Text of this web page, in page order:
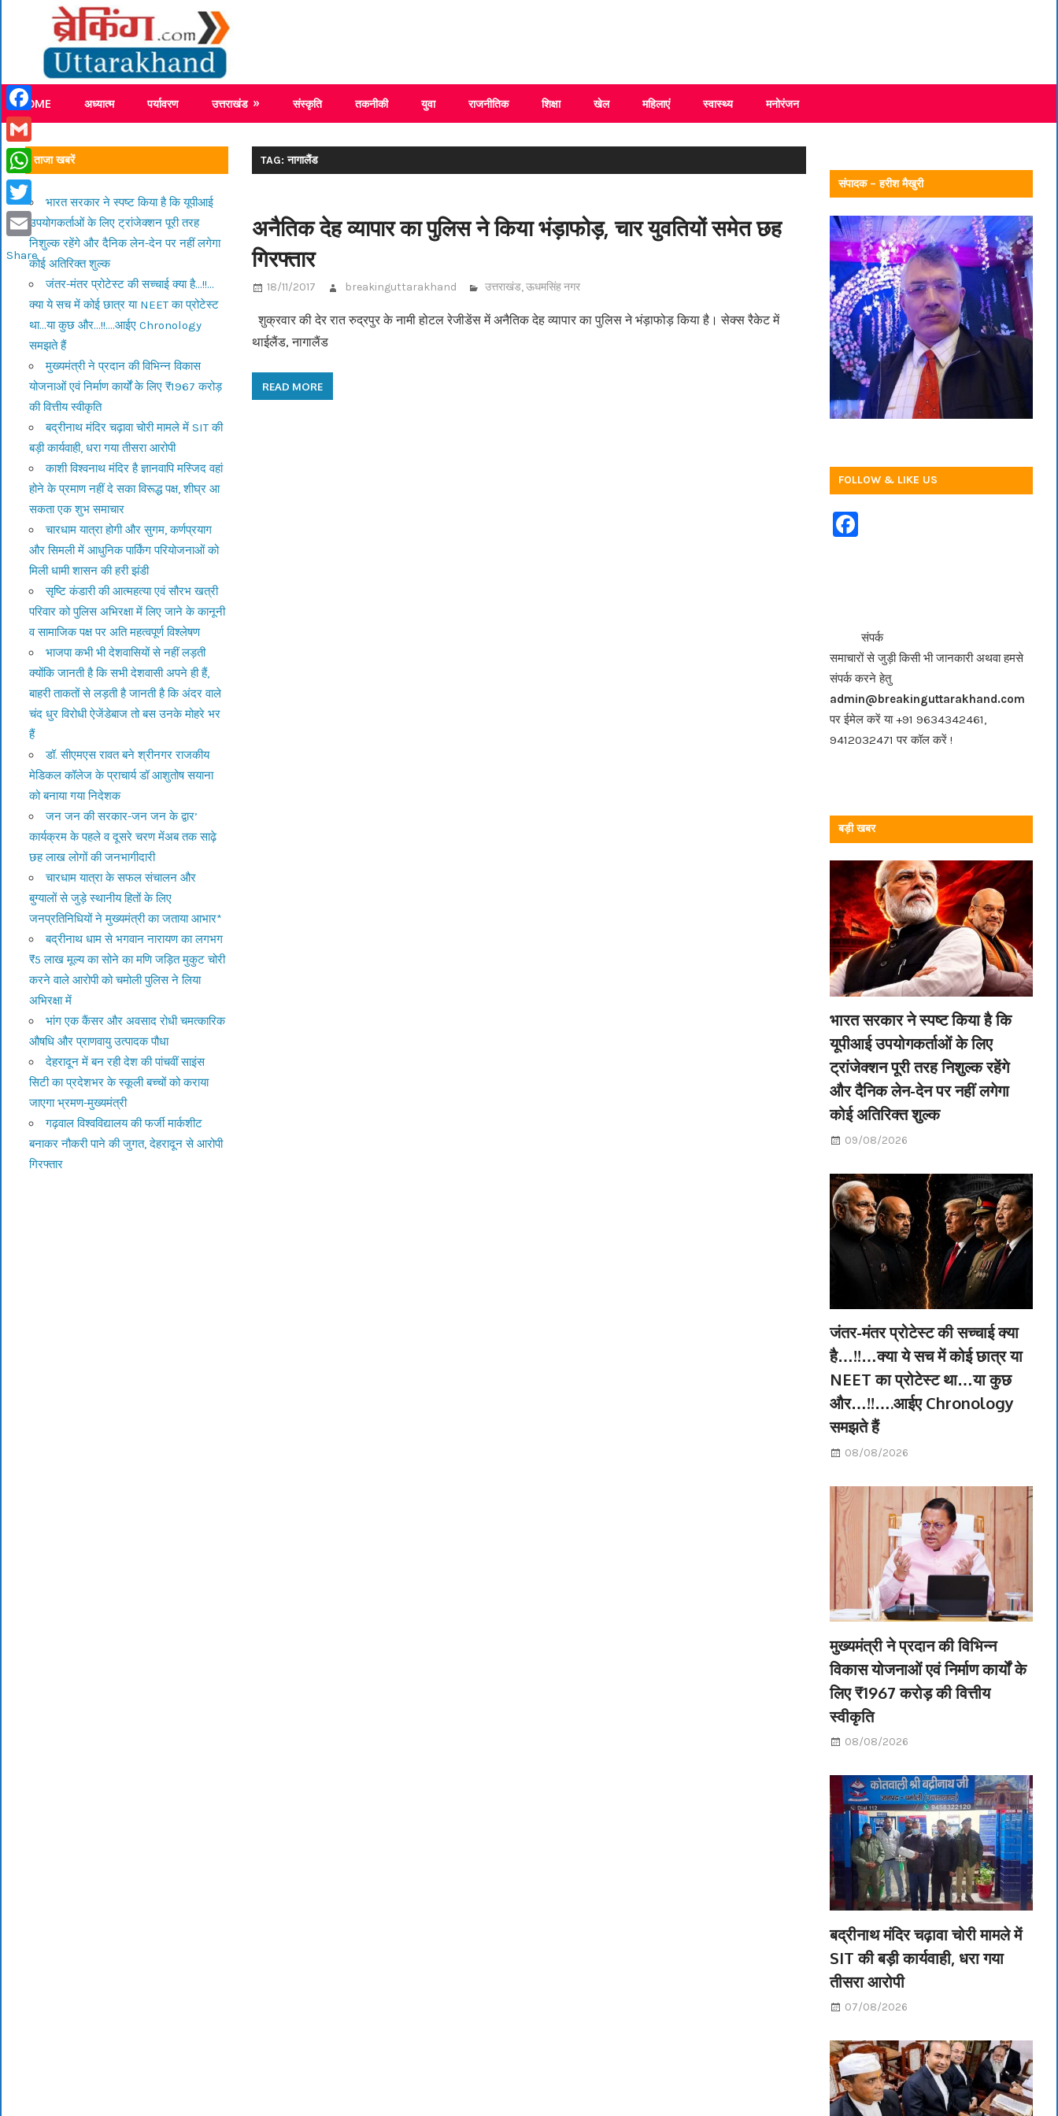
content
Breaking News Uttarakhand
HOME अध्यात्म पर्यावरण उत्तराखंड संस्कृति तकनीकी युवा राजनीतिक शिक्षा खेल महिलाएं स्वास्थ्य मनोरंजन
TAG: नागालैंड
अनैतिक देह व्यापार का पुलिस ने किया भंड़ाफोड़, चार युवतियों समेत छह
गिरफ्तार
18/11/2017 breakinguttarakhand उत्तराखंड,ऊधमसिंह नगर
शुक्रवार की देर रात रुद्रपुर के नामी होटल रेजीडेंस में अनैतिक देह व्यापार का पुलिस ने भंड़ाफोड़ किया है। सेक्स रैकेट में
थाईलैंड, नागालैंड
READ MORE
ताजा खबरें
भारत सरकार ने स्पष्ट किया है कि यूपीआई
उपयोगकर्ताओं के लिए ट्रांजेक्शन पूरी तरह
निशुल्क रहेंगे और दैनिक लेन-देन पर नहीं लगेगा
कोई अतिरिक्त शुल्क
जंतर-मंतर प्रोटेस्ट की सच्चाई क्या है…!!…
क्या ये सच में कोई छात्र या NEET का प्रोटेस्ट
था…या कुछ और…!!….आईए Chronology
समझते हैं
मुख्यमंत्री ने प्रदान की विभिन्न विकास
योजनाओं एवं निर्माण कार्यों के लिए ₹1967 करोड़
की वित्तीय स्वीकृति
बद्रीनाथ मंदिर चढ़ावा चोरी मामले में SIT की
बड़ी कार्यवाही, धरा गया तीसरा आरोपी
काशी विश्वनाथ मंदिर है ज्ञानवापि मस्जिद वहां
होने के प्रमाण नहीं दे सका विरूद्ध पक्ष, शीघ्र आ
सकता एक शुभ समाचार
चारधाम यात्रा होगी और सुगम, कर्णप्रयाग
और सिमली में आधुनिक पार्किंग परियोजनाओं को
मिली धामी शासन की हरी झंडी
सृष्टि कंडारी की आत्महत्या एवं सौरभ खत्री
परिवार को पुलिस अभिरक्षा में लिए जाने के कानूनी
व सामाजिक पक्ष पर अति महत्वपूर्ण विश्लेषण
भाजपा कभी भी देशवासियों से नहीं लड़ती
क्योंकि जानती है कि सभी देशवासी अपने ही हैं,
बाहरी ताकतों से लड़ती है जानती है कि अंदर वाले
चंद धुर विरोधी ऐजेंडेबाज तो बस उनके मोहरे भर
हैं
डॉ. सीएमएस रावत बने श्रीनगर राजकीय
मेडिकल कॉलेज के प्राचार्य डॉ आशुतोष सयाना
को बनाया गया निदेशक
जन जन की सरकार-जन जन के द्वार’
कार्यक्रम के पहले व दूसरे चरण मेंअब तक साढ़े
छह लाख लोगों की जनभागीदारी
चारधाम यात्रा के सफल संचालन और
बुग्यालों से जुड़े स्थानीय हितों के लिए
जनप्रतिनिधियों ने मुख्यमंत्री का जताया आभार*
बद्रीनाथ धाम से भगवान नारायण का लगभग
₹5 लाख मूल्य का सोने का मणि जड़ित मुकुट चोरी
करने वाले आरोपी को चमोली पुलिस ने लिया
अभिरक्षा में
भांग एक कैंसर और अवसाद रोधी चमत्कारिक
औषधि और प्राणवायु उत्पादक पौधा
देहरादून में बन रही देश की पांचवीं साइंस
सिटी का प्रदेशभर के स्कूली बच्चों को कराया
जाएगा भ्रमण-मुख्यमंत्री
गढ़वाल विश्वविद्यालय की फर्जी मार्कशीट
बनाकर नौकरी पाने की जुगत, देहरादून से आरोपी
गिरफ्तार
संपादक – हरीश मैखुरी
FOLLOW & LIKE US
F
b
o
o
k
संपर्क
समाचारों से जुड़ी किसी भी जानकारी अथवा हमसे
संपर्क करने हेतु
admin@breakinguttarakhand.com
पर ईमेल करें या +91 9634342461,
9412032471 पर कॉल करें !
बड़ी खबर
भारत सरकार ने स्पष्ट किया है कि
यूपीआई उपयोगकर्ताओं के लिए
ट्रांजेक्शन पूरी तरह निशुल्क रहेंगे
और दैनिक लेन-देन पर नहीं लगेगा
कोई अतिरिक्त शुल्क
09/08/2026
जंतर-मंतर प्रोटेस्ट की सच्चाई क्या
है…!!…क्या ये सच में कोई छात्र या
NEET का प्रोटेस्ट था…या कुछ
और…!!….आईए Chronology
समझते हैं
08/08/2026
मुख्यमंत्री ने प्रदान की विभिन्न
विकास योजनाओं एवं निर्माण कार्यों के
लिए ₹1967 करोड़ की वित्तीय
स्वीकृति
08/08/2026
बद्रीनाथ मंदिर चढ़ावा चोरी मामले में
SIT की बड़ी कार्यवाही, धरा गया
तीसरा आरोपी
07/08/2026
Facebook
Gmail
WhatsApp
Twitter
Email
Share